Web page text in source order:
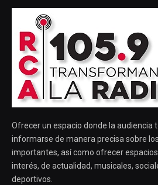
Ofrecer un espacio donde la audiencia
informarse de manera precisa sobre
importantes, así como ofrecer
interés, de actualidad, musicales,
deportivos.